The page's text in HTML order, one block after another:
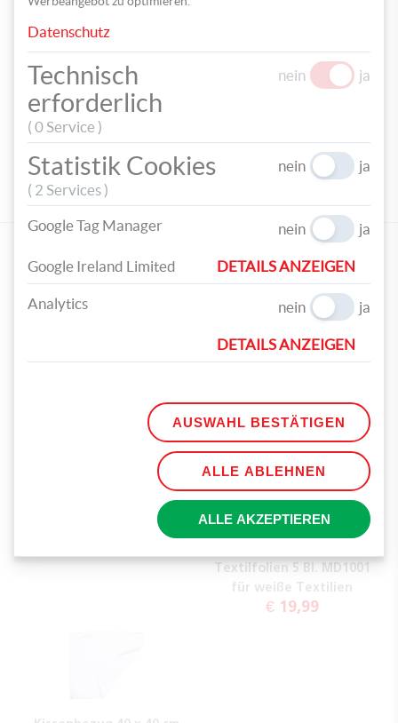
TEILEN
TAGS
WEIHNACHTEN WEIHNACHTSBASTELN WEIHNACHTSDEKO
TEXTILFOLIE KISSEN PERSONALISIEREN TEXTILIEN
GESCHENK
für farbige und weiße
€ 39,99
Textilfolien 5 Bl. MD1001
für weiße Textilien
€ 19,99
Datenschutz
Technisch
erforderlich
( 0 Service )
nein ja
Statistik Cookies
( 2 Services )
nein ja
Google Tag Manager nein ja
Google Ireland Limited DETAILS ANZEIGEN
Analytics nein ja
DETAILS ANZEIGEN
AUSWAHL BESTÄTIGEN
ALLE ABLEHNEN
ALLE AKZEPTIEREN